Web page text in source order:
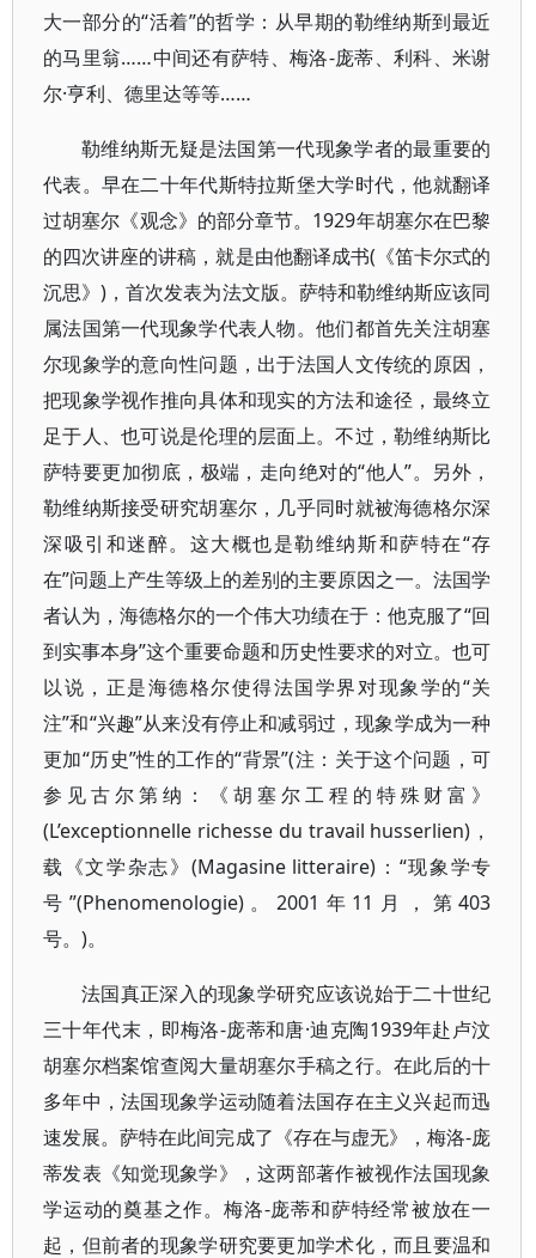
大一部分的“活着”的哲学：从早期的勒维纳斯到最近
的马里翁……中间还有萨特、梅洛-庞蒂、利科、米谢
尔·亨利、德里达等等……
勒维纳斯无疑是法国第一代现象学者的最重要的
代表。早在二十年代斯特拉斯堡大学时代，他就翻译
过胡塞尔《观念》的部分章节。1929年胡塞尔在巴黎
的四次讲座的讲稿，就是由他翻译成书(《笛卡尔式的
沉思》)，首次发表为法文版。萨特和勒维纳斯应该同
属法国第一代现象学代表人物。他们都首先关注胡塞
尔现象学的意向性问题，出于法国人文传统的原因，
把现象学视作推向具体和现实的方法和途径，最终立
足于人、也可说是伦理的层面上。不过，勒维纳斯比
萨特要更加彻底，极端，走向绝对的“他人”。另外，
勒维纳斯接受研究胡塞尔，几乎同时就被海德格尔深
深吸引和迷醉。这大概也是勒维纳斯和萨特在“存
在”问题上产生等级上的差别的主要原因之一。法国学
者认为，海德格尔的一个伟大功绩在于：他克服了“回
到实事本身”这个重要命题和历史性要求的对立。也可
以说，正是海德格尔使得法国学界对现象学的“关
注”和“兴趣”从来没有停止和减弱过，现象学成为一种
更加“历史”性的工作的“背景”(注：关于这个问题，可
参见古尔第纳：《胡塞尔工程的特殊财富》
(L’exceptionnelle richesse du travail husserlien)，
载《文学杂志》(Magasine litteraire)：“现象学专
号”(Phenomenologie)。2001年11月，第403
号。)。
法国真正深入的现象学研究应该说始于二十世纪
三十年代末，即梅洛-庞蒂和唐·迪克陶1939年赴卢汶
胡塞尔档案馆查阅大量胡塞尔手稿之行。在此后的十
多年中，法国现象学运动随着法国存在主义兴起而迅
速发展。萨特在此间完成了《存在与虚无》，梅洛-庞
蒂发表《知觉现象学》，这两部著作被视作法国现象
学运动的奠基之作。梅洛-庞蒂和萨特经常被放在一
起，但前者的现象学研究要更加学术化，而且要温和